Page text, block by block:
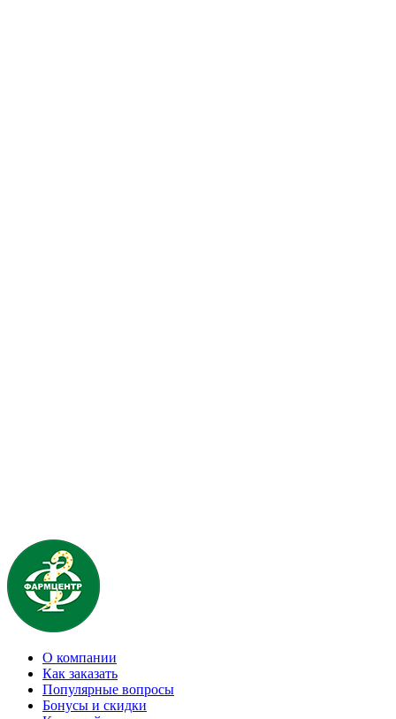
О компании
Как заказать
Популярные вопросы
Бонусы и скидки